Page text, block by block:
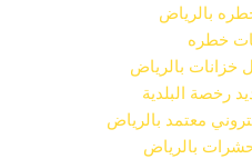
بالرياض
خطره
بالرياض
رخصة البلدية
معتمد بالرياض
بالرياض